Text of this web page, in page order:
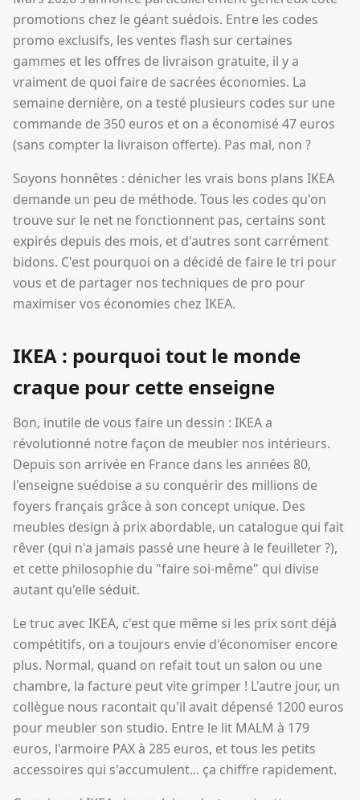
promotions chez le géant suédois. Entre les codes
promo exclusifs, les ventes flash sur certaines
gammes et les offres de livraison gratuite, il y a
vraiment de quoi faire de sacrées économies. La
semaine dernière, on a testé plusieurs codes sur une
commande de 350 euros et on a économisé 47 euros
(sans compter la livraison offerte). Pas mal, non ?
Soyons honnêtes : dénicher les vrais bons plans IKEA
demande un peu de méthode. Tous les codes qu'on
trouve sur le net ne fonctionnent pas, certains sont
expirés depuis des mois, et d'autres sont carrément
bidons. C'est pourquoi on a décidé de faire le tri pour
vous et de partager nos techniques de pro pour
maximiser vos économies chez IKEA.
IKEA : pourquoi tout le monde
craque pour cette enseigne
Bon, inutile de vous faire un dessin : IKEA a
révolutionné notre façon de meubler nos intérieurs.
Depuis son arrivée en France dans les années 80,
l'enseigne suédoise a su conquérir des millions de
foyers français grâce à son concept unique. Des
meubles design à prix abordable, un catalogue qui fait
rêver (qui n'a jamais passé une heure à le feuilleter ?),
et cette philosophie du "faire soi-même" qui divise
autant qu'elle séduit.
Le truc avec IKEA, c'est que même si les prix sont déjà
compétitifs, on a toujours envie d'économiser encore
plus. Normal, quand on refait tout un salon ou une
chambre, la facture peut vite grimper ! L'autre jour, un
collègue nous racontait qu'il avait dépensé 1200 euros
pour meubler son studio. Entre le lit MALM à 179
euros, l'armoire PAX à 285 euros, et tous les petits
accessoires qui s'accumulent... ça chiffre rapidement.